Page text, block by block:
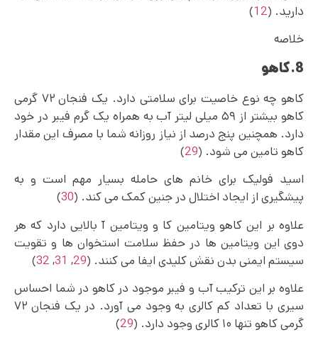
دارید. (12
)
خلاصه
8.کاهو
کاهو چه نوع خاصیت برای سلامتی دارد. یک فنجان ۷۲ گرمی
کاهو بیشتر از ۵۹ میلی لیتر آب به همراه یک گرم فیبر در خود
دارد. همچنین پنج درصد از نیاز روزانه شما با مصرف این مقدار
کاهو تامین می شود. (29
)
اسید فولیک برای خانم های حامله بسیار مهم است و به
پیشگیری از ایجاد اختلال در جنین کمک می کند. (30
)
علاوه بر این کاهو ویتامین کا و ویتامین آ بالایی دارد که هر
دوی این ویتامین ها در حفظ سلامت استخوان ها و تقویت
سیستم ایمنی بدن نقش کلیدی ایفا می‌ کنند. (29
,
31
,
32
)
علاوه بر این ترکیب آب و فیبر موجود در کاهو در شما احساس
سیری با تعداد کم کالری به وجود می آورد. در یک فنجان ۷۲
گرمی کاهو تنها ۱۰ کالری وجود دارد. (
29
)